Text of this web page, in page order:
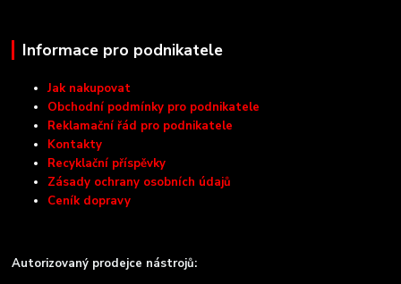
Informace pro podnikatele
Jak nakupovat
Obchodní podmínky pro podnikatele
Reklamační řád pro podnikatele
Kontakty
Recyklační příspěvky
Zásady ochrany osobních údajů
Ceník dopravy
Autorizovaný prodejce nástrojů: